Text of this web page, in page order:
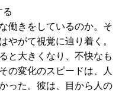
る
働きをしているのか。そ
やがて視覚に辿り着く。
と大きくなり、不快なも
の変化のスピードは、人
った。彼は、目から人の